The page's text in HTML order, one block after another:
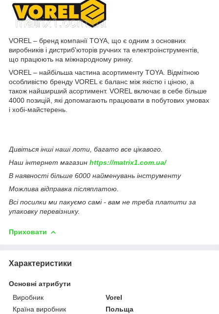
VOREL – бренд компанії TOYA, що є одним з основних
виробників і дистриб'юторів ручних та електроінструментів,
що працюють на міжнародному ринку.
VOREL – найбільша частина асортименту TOYA. Відмітною
особливістю бренду VOREL є баланс між якістю і ціною, а
також найширший асортимент. VOREL включає в себе більше
4000 позицій, які допомагають працювати в побутових умовах
і хобі-майстерень.
Дивіться інші наші лоти, багато все цікавого.
Наш інтернет магазин https://matrix1.com.ua/
В наявності більше 6000 найменувань інструменту
Можлива відправка післяплатою.
Всі посилки ми пакуємо самі - вам не треба платити за
упаковку перевізнику.
Приховати
Характеристики
Основні атрибути
Виробник
Vorel
Країна виробник
Польща